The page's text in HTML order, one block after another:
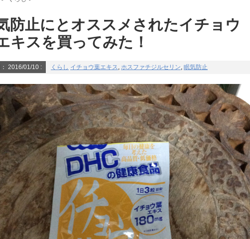
防止にとオススメされたイチョウ
キスを買ってみた！
2016/01/10 : くらし イチョウ葉エキス, ホスファチジルセリン, 眠気防止